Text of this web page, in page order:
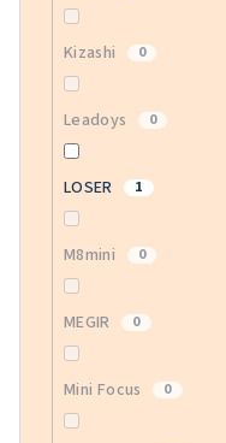
Kizashi 0
Leadoys 0
LOSER 1
M8mini 0
MEGIR 0
Mini Focus 0